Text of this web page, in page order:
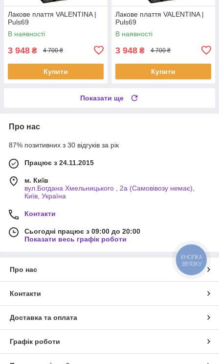
Лакове плаття VALENTINA |
Puls69
В наявності
3 948 ₴ 4 700 ₴
Купити
Лакове плаття VALENTINA |
Puls69
В наявності
3 948 ₴ 4 700 ₴
Купити
Показати ще
Про нас
87% позитивних з 30 відгуків за рік
Працює з 24.11.2015
м. Київ
вул.Богдана Хмельницького , 2а (Самовівозу немає),
Київ, Україна
Контакти
Сьогодні працює з 09:00 до 20:00
Показати весь графік роботи
Про нас
Контакти
Доставка та оплата
Графік роботи
КНОПКА
ЗВ'ЯЗКУ